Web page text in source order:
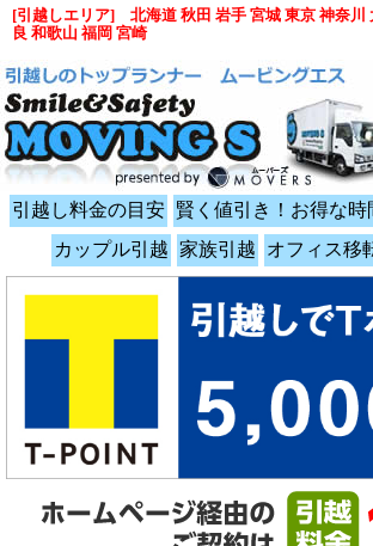
引越し料金の目安 賢く値引き！お得な時
カップル引越 家族引越 オフィス移
[引越しエリア] 北海道 秋田 岩手 宮城 東京 神奈川
良 和歌山 福岡 宮崎